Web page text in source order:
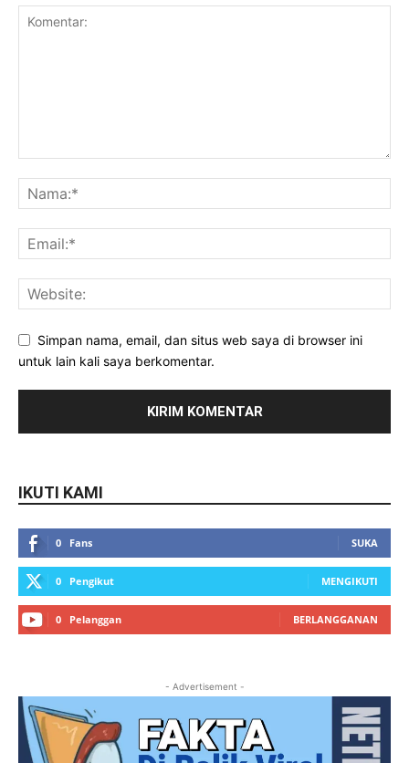
Simpan nama, email, dan situs web saya di browser ini
untuk lain kali saya berkomentar.
IKUTI KAMI
0 Fans SUKA
0 Pengikut MENGIKUTI
0 Pelanggan BERLANGGANAN
- Advertisement -